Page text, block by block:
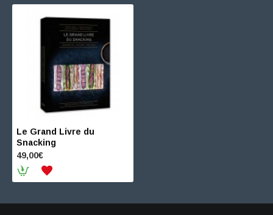
Le Grand Livre du
Snacking
49,00€